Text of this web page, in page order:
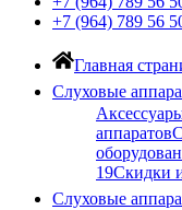
+7 (964) 789 56
Главная
Слуховые
аппаратов
19Скидки
Слуховые